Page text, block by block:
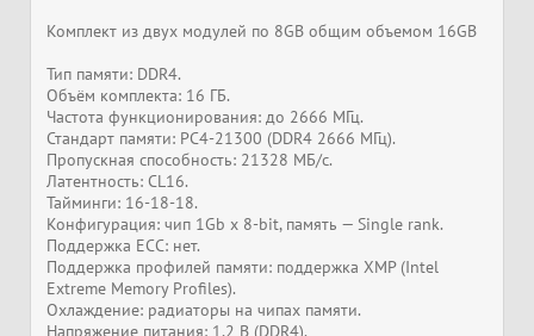
Комплект из двух модулей по 8GB общим объемом 16GB
Тип памяти: DDR4.
Объём комплекта: 16 ГБ.
Частота функционирования: до 2666 МГц.
Стандарт памяти: PC4-21300 (DDR4 2666 МГц).
Пропускная способность: 21328 МБ/с.
Латентность: CL16.
Тайминги: 16-18-18.
Конфигурация: чип 1Gb x 8-bit, память — Single rank.
Поддержка ECC: нет.
Поддержка профилей памяти: поддержка XMP (Intel
Extreme Memory Profiles).
Охлаждение: радиаторы на чипах памяти.
Напряжение питания: 1,2 В (DDR4).